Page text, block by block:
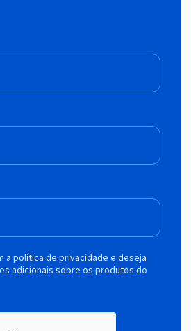
a política de privacidade e deseja
adicionais sobre os produtos do